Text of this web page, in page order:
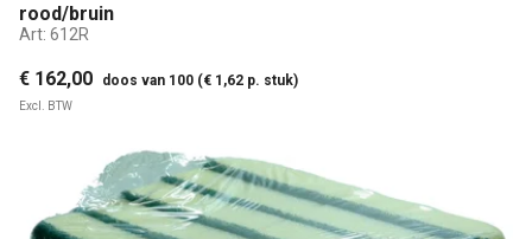
rood/bruin
Art: 612R
€ 162,00 doos van 100 (€ 1,62 p. stuk)
Excl. BTW